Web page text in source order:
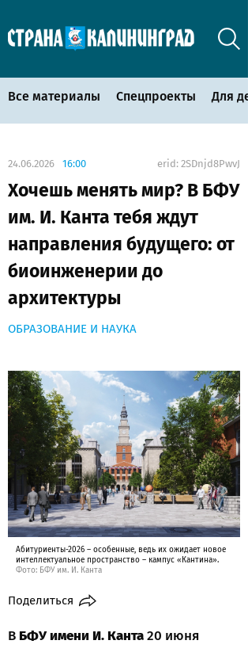
Все материалы Спецпроекты Для
24.06.2026 16:00 erid: 2SDnjd8PwvJ
Хочешь менять мир? В БФУ
им. И. Канта тебя ждут
направления будущего: от
биоинженерии до
архитектуры
ОБРАЗОВАНИЕ И НАУКА
Абитуриенты-2026 – особенные, ведь их ожидает новое
интеллектуальное пространство – кампус «Кантина».
Фото: БФУ им. И. Канта
Поделиться
В БФУ имени И. Канта20 июня